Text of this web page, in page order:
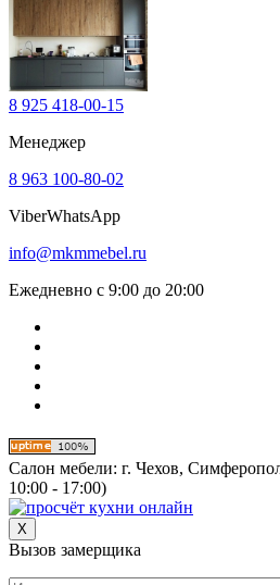
8 925 418-00-15
Менеджер
8 963 100-80-02
ViberWhatsApp
info@mkmmebel.ru
Ежедневно с 9:00 до 20:00
Салон мебели: г. Чехов,
10:00 - 17:00)
X
Вызов замерщика